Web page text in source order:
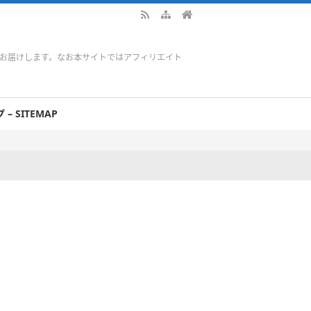
届けします。なお本サイトではアフィリエイト
– SITEMAP